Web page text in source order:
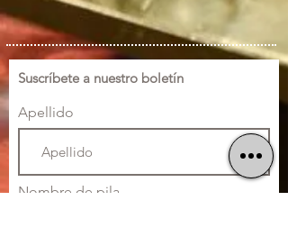
Suscríbete a nuestro boletín
Apellido
Nombre de pila